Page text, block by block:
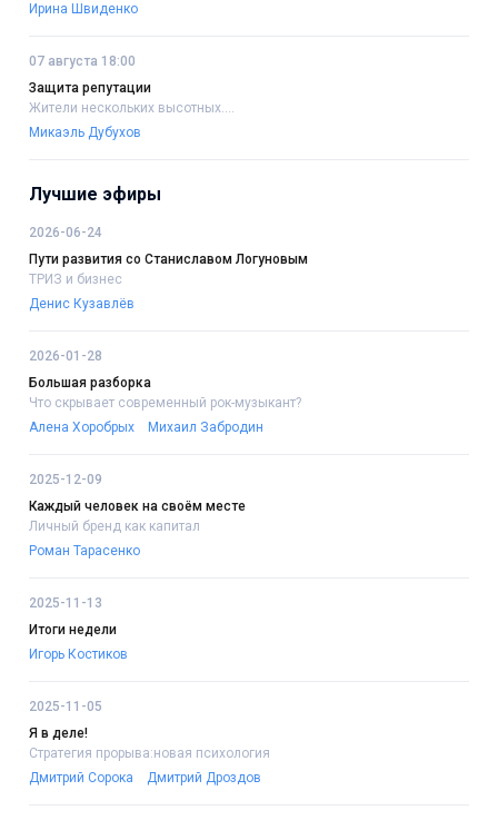
Ирина Швиденко
07 августа 18:00
Защита репутации
Жители нескольких высотных....
Микаэль Дубухов
Лучшие эфиры
2026-06-24
Пути развития со Станиславом Логуновым
ТРИЗ и бизнес
Денис Кузавлёв
2026-01-28
Большая разборка
Что скрывает современный рок-музыкант?
Алена Хоробрых
Михаил Забродин
2025-12-09
Каждый человек на своём месте
Личный бренд как капитал
Роман Тарасенко
2025-11-13
Итоги недели
Игорь Костиков
2025-11-05
Я в деле!
Стратегия прорыва:новая психология
Дмитрий Сорока
Дмитрий Дроздов